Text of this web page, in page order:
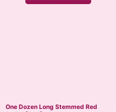
One Dozen Long Stemmed Red